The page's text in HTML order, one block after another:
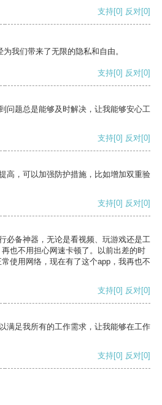
支持[0] 反对[0]
我们带来了无限的隐私和自由。
支持[0] 反对[0]
问题总是能够及时解决，让我能够安心工
支持[0] 反对[0]
高，可以加强防护措施，比如增加双重验
支持[0] 反对[0]
必备神器，无论是看视频、玩游戏还是工
也不用担心网速卡顿了。以前出差的时
使用网络，现在有了这个app，我再也不
支持[0] 反对[0]
满足我所有的工作需求，让我能够在工作
支持[0] 反对[0]